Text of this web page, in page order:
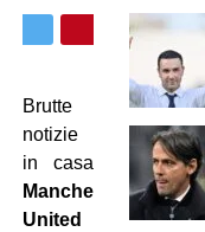
Brutte
notizie
in casa
Manchester
United